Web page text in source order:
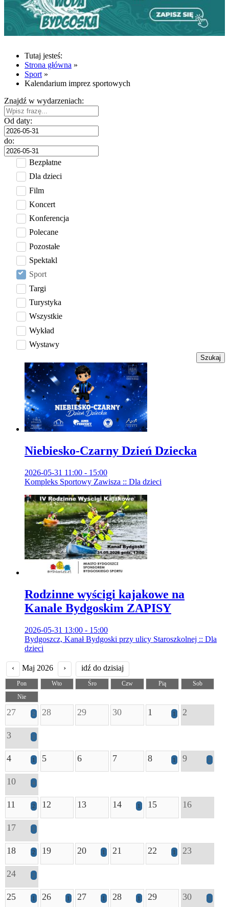
Tutaj jesteś:
Strona główna »
Sport »
Kalendarium imprez sportowych
Znajdź w wydarzeniach:
Od daty:
do:
Bezpłatne
Dla dzieci
Film
Koncert
Konferencja
Polecane
Pozostałe
Spektakl
Sport
Targi
Turystyka
Wszystkie
Wykład
Wystawy
Szukaj
Niebiesko-Czarny Dzień Dziecka
2026-05-31 11:00 - 15:00
Kompleks Sportowy Zawisza :: Dla dzieci
Rodzinne wyścigi kajakowe na
Kanale Bydgoskim ZAPISY
2026-05-31 13:00 - 15:00
Bydgoszcz, Kanał Bydgoski przy ulicy Staroszkolnej :: Dla
dzieci
‹ Maj 2026 › idź do dzisiaj
Pon Wto Śro Czw Pią
Sob
Nie
27 2 28 29 30 1 1 2
3 2
4 1 5 6 7 8 1 9 2
10 4
11 2 12 13 14 1 15 16
17 2
18 2 19 20 1 21 22 1 23
24 2
25 1 26 1 27 1 28 1 29 30 3